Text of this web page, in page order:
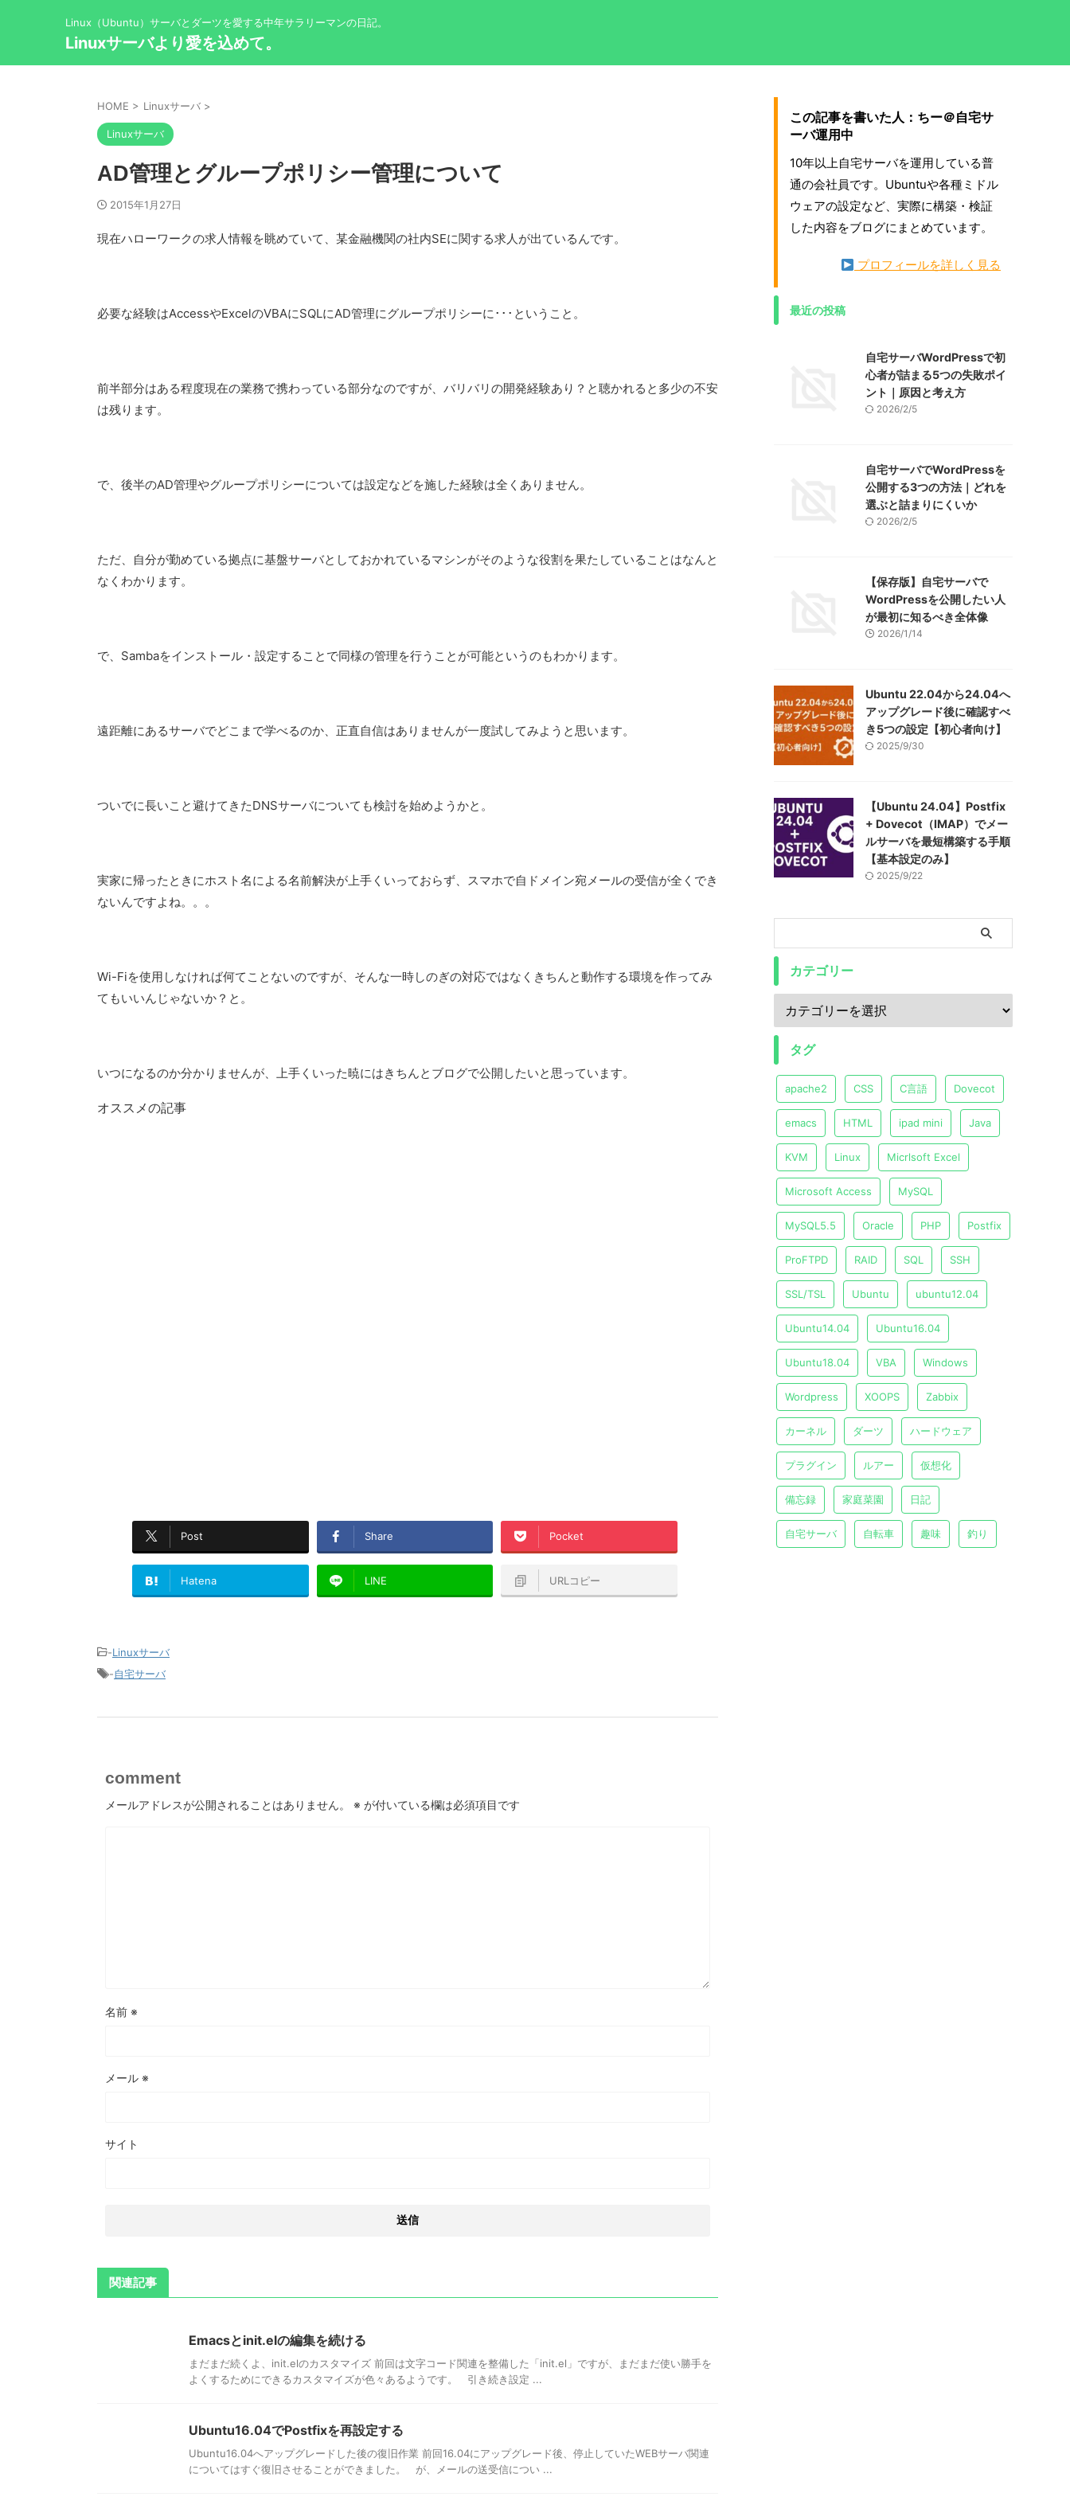
Linux（Ubuntu）サーバとダーツを愛する中年サラリーマンの日記。
Linuxサーバより愛を込めて。
HOME > Linuxサーバ >
Linuxサーバ
AD管理とグループポリシー管理について
2015年1月27日
現在ハローワークの求人情報を眺めていて、某金融機関の社内SEに関する求人が出ているんです。
必要な経験はAccessやExcelのVBAにSQLにAD管理にグループポリシーに･･･ということ。
前半部分はある程度現在の業務で携わっている部分なのですが、バリバリの開発経験あり？と聴かれると多少の不安
は残ります。
で、後半のAD管理やグループポリシーについては設定などを施した経験は全くありません。
ただ、自分が勤めている拠点に基盤サーバとしておかれているマシンがそのような役割を果たしていることはなんと
なくわかります。
で、Sambaをインストール・設定することで同様の管理を行うことが可能というのもわかります。
遠距離にあるサーバでどこまで学べるのか、正直自信はありませんが一度試してみようと思います。
ついでに長いこと避けてきたDNSサーバについても検討を始めようかと。
実家に帰ったときにホスト名による名前解決が上手くいっておらず、スマホで自ドメイン宛メールの受信が全くでき
ないんですよね。。。
Wi-Fiを使用しなければ何てことないのですが、そんな一時しのぎの対応ではなくきちんと動作する環境を作ってみ
てもいいんじゃないか？と。
いつになるのか分かりませんが、上手くいった暁にはきちんとブログで公開したいと思っています。
オススメの記事
Post Share Pocket
Hatena LINE URLコピー
-Linuxサーバ
-自宅サーバ
comment
メールアドレスが公開されることはありません。 ※ が付いている欄は必須項目です
名前 ※
メール ※
サイト
関連記事
Emacsとinit.elの編集を続ける
まだまだ続くよ、init.elのカスタマイズ 前回は文字コード関連を整備した「init.el」ですが、まだまだ使い勝手を
よくするためにできるカスタマイズが色々あるようです。 引き続き設定 ...
Ubuntu16.04でPostfixを再設定する
Ubuntu16.04へアップグレードした後の復旧作業 前回16.04にアップグレード後、停止していたWEBサーバ関連
についてはすぐ復旧させることができました。 が、メールの送受信につい ...
この記事を書いた人：ちー＠自宅サ
ーバ運用中
10年以上自宅サーバを運用している普
通の会社員です。Ubuntuや各種ミドル
ウェアの設定など、実際に構築・検証
した内容をブログにまとめています。
プロフィールを詳しく見る
最近の投稿
自宅サーバWordPressで初
心者が詰まる5つの失敗ポイ
ント｜原因と考え方
2026/2/5
自宅サーバでWordPressを
公開する3つの方法｜どれを
選ぶと詰まりにくいか
2026/2/5
【保存版】自宅サーバで
WordPressを公開したい人
が最初に知るべき全体像
2026/1/14
Ubuntu 22.04から24.04へ
アップグレード後に確認すべ
き5つの設定【初心者向け】
2025/9/30
【Ubuntu 24.04】Postfix
+ Dovecot（IMAP）でメー
ルサーバを最短構築する手順
【基本設定のみ】
2025/9/22
カテゴリー
タグ
apache2 CSS C言語 Dovecot
emacs HTML ipad mini Java
KVM Linux Micrlsoft Excel
Microsoft Access MySQL
MySQL5.5 Oracle PHP Postfix
ProFTPD RAID SQL SSH
SSL/TSL Ubuntu ubuntu12.04
Ubuntu14.04 Ubuntu16.04
Ubuntu18.04 VBA Windows
Wordpress XOOPS Zabbix
カーネル ダーツ ハードウェア
プラグイン ルアー 仮想化
備忘録 家庭菜園 日記
自宅サーバ 自転車 趣味 釣り